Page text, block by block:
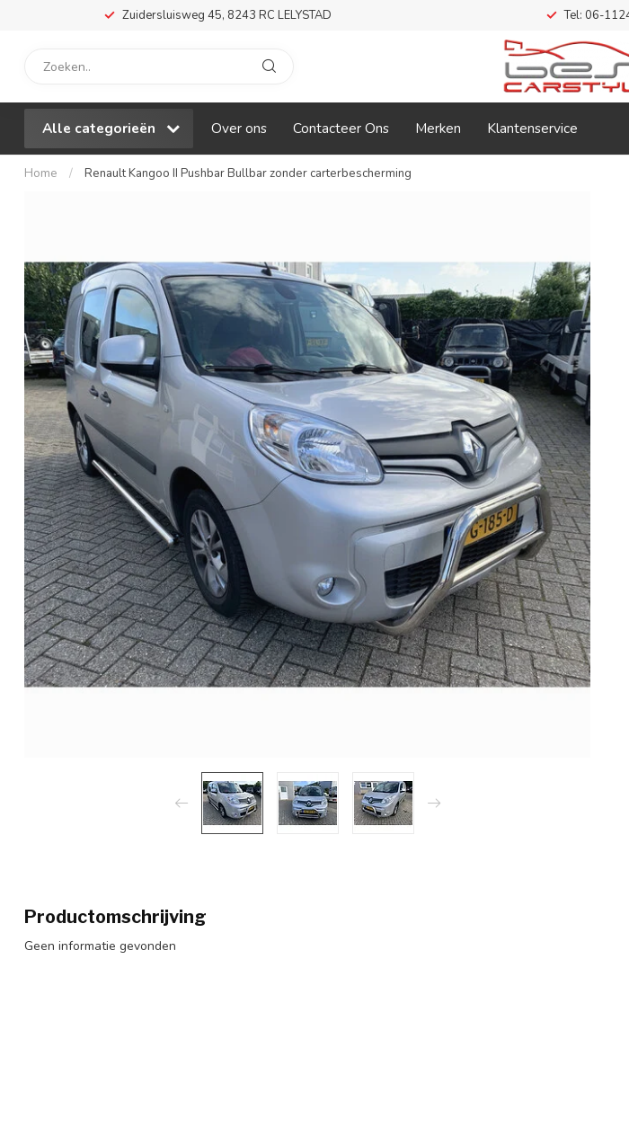
Zuidersluisweg 45, 8243 RC LELYSTAD Tel: 06-
Alle categorieën Over ons Contacteer Ons Merken Klantenservice
Home / Renault Kangoo II Pushbar Bullbar zonder carterbescherming
Productomschrijving
Geen informatie gevonden